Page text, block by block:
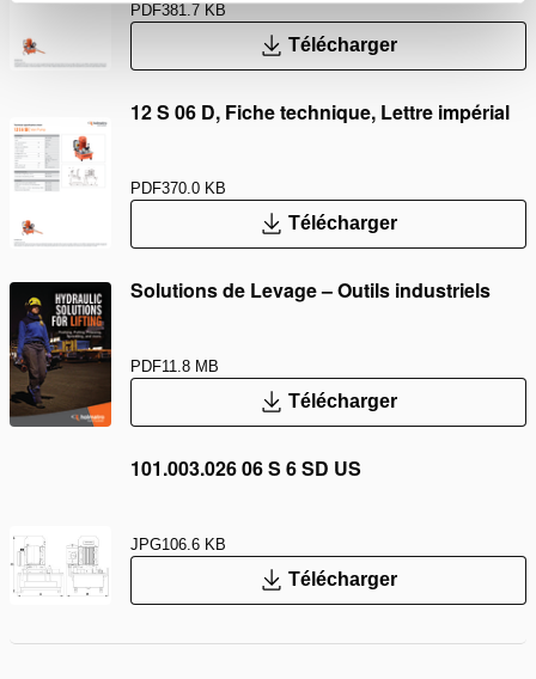
PDF381.7 KB
Télécharger
12 S 06 D, Fiche technique, Lettre impérial
PDF370.0 KB
Télécharger
Solutions de Levage – Outils industriels
PDF11.8 MB
Télécharger
101.003.026 06 S 6 SD US
JPG106.6 KB
Télécharger